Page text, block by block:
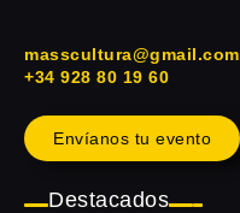
masscultura@gmail.com
+34 928 80 19 60
Envíanos tu evento
Destacados